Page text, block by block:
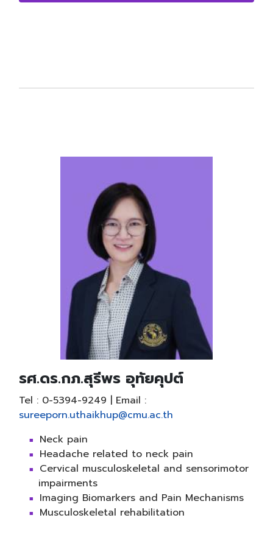
รศ.ดร.กภ.สุรีพร อุทัยคุปต์
Tel : 0-5394-9249 | Email :
sureeporn.uthaikhup@cmu.ac.th
Neck pain
Headache related to neck pain
Cervical musculoskeletal and sensorimotor
impairments
Imaging Biomarkers and Pain Mechanisms
Musculoskeletal rehabilitation